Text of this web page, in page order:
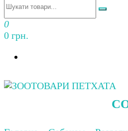
Зоотовари ПЕТХАТА
Зоомагазин для собак та
0
0 грн.
Зоомагазин для собак та